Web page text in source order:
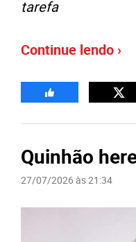
tarefa
Continue lendo ›
Quinhão
27/07/2026 às 21:34